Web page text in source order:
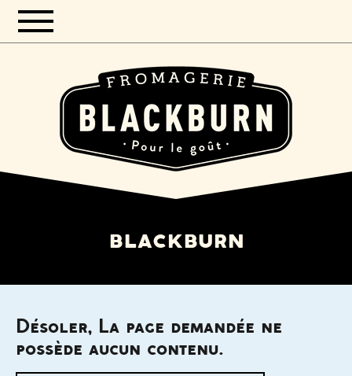
blackburn
Désoler, La page demandée ne
possède aucun contenu.